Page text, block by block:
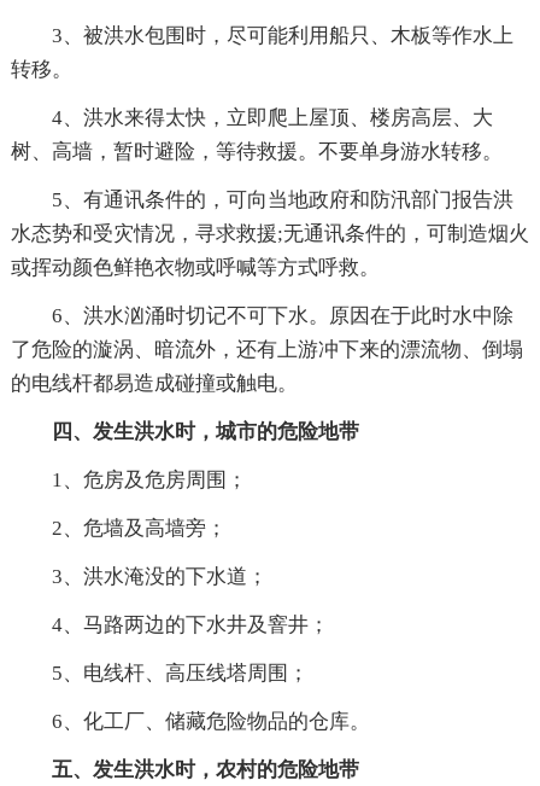
3、被洪水包围时，尽可能利用船只、木板等作水上
转移。
4、洪水来得太快，立即爬上屋顶、楼房高层、大
树、高墙，暂时避险，等待救援。不要单身游水转移。
5、有通讯条件的，可向当地政府和防汛部门报告洪
水态势和受灾情况，寻求救援;无通讯条件的，可制造烟火
或挥动颜色鲜艳衣物或呼喊等方式呼救。
6、洪水汹涌时切记不可下水。原因在于此时水中除
了危险的漩涡、暗流外，还有上游冲下来的漂流物、倒塌
的电线杆都易造成碰撞或触电。
四、发生洪水时，城市的危险地带
1、危房及危房周围；
2、危墙及高墙旁；
3、洪水淹没的下水道；
4、马路两边的下水井及窨井；
5、电线杆、高压线塔周围；
6、化工厂、储藏危险物品的仓库。
五、发生洪水时，农村的危险地带